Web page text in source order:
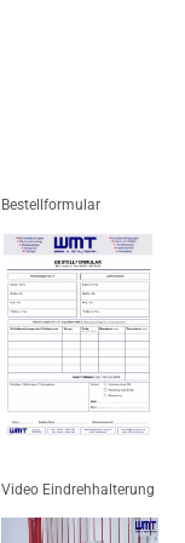
Bestellformular
Video Eindrehhalterung